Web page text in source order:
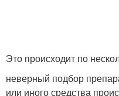
Это происходит по
неверный подбор
или иного средства